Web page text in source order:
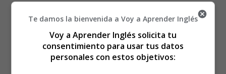
Wordsearches 07 -
Sopas de Letras en
Te damos la bienvenida a Voy a Aprender Inglés
Voy a Aprender Inglés solicita tu
consentimiento para usar tus datos
personales con estos objetivos: